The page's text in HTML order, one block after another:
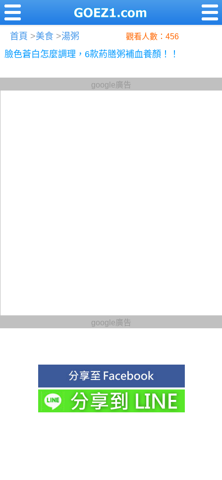
首頁 >美食 >湯粥 觀看人數：456
臉色蒼白怎麼調理，6款葯膳粥補血養顏！！
google廣告
google廣告